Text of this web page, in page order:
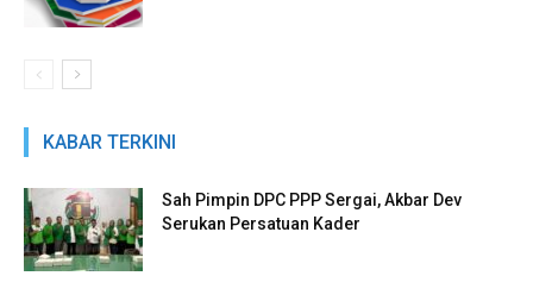
KABAR TERKINI
Sah Pimpin DPC PPP Sergai, Akbar Dev
Serukan Persatuan Kader